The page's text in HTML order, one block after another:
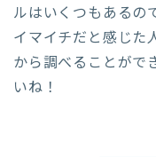
ルはいくつもあるの
イマイチだと感じた
から調べることがで
いね！